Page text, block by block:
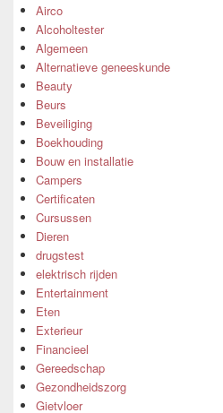
Airco
Alcoholtester
Algemeen
Alternatieve geneeskunde
Beauty
Beurs
Beveiliging
Boekhouding
Bouw en installatie
Campers
Certificaten
Cursussen
Dieren
drugstest
elektrisch rijden
Entertainment
Eten
Exterieur
Financieel
Gereedschap
Gezondheidszorg
Gietvloer